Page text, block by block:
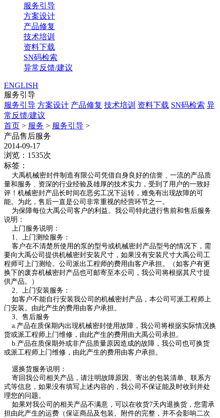
服务引导
方案设计
产品修复
技术培训
资料下载
SN码检索
异常反馈/建议
ENGLISH
服务引导
服务引导 方案设计 产品修复 技术培训 资料下载 SN码检索 异
常反馈/建议
首页 > 服务 > 服务引导 >
产品售后服务
2014-09-17
浏览：1535次
标签：
大禹机械密封件制造有限公司凭借自身良好的信誉﹑一流的产品质
量和服务﹑资深的行业经验及雄厚的技术实力，受到了用户的一致好
评！机械密封产品长时间在恶劣工况下运转，难免有出现故障的可
能。为此，售后一直是公司非常重视的经营环节之一。
为保障每位大禹公司客户的利益。我公司特此进行售前和售后服务
说明：
上门服务说明：
1、上门测绘服务：
客户在不清楚所使用的泵的型号或机械密封产品型号的情况下，需
要向大禹公司提供机械密封安装尺寸，如果没有安装尺寸大禹公司工
程师可上门测绘。公司派出工程师的费用由客户承担。（如客户有更
换下的废弃机械密封产品也可邮寄至本公司，我公司将根据其尺寸提
供产品。）
2、上门安装服务：
如客户不能自行安装我公司的机械密封产品，本公司可派工程师上
门安装。由此产生的费用由客户承担。
3、售后服务
a.产品在质保期内出现机械密封使用故障，我公司将根据实际情况换
货或派工程师上门维修，由此产生的费用由大禹公司承担。
b.产品在质保期外或非产品质量原因造成的故障，我公司也可换货
或派工程师上门维修，由此产生的费用由客户承担。
退换货服务说明：
寄回我公司相关产品，请注明故障原因、寄出的包装清单、联系方
式等信息，如果没有填写上述内容的，我公司不保证能及时收到并处
理您的问题。
如果对我公司的相关产品不满意，可以在收货7天内退换货，您需承
担由此产生的运费（保证商品及包装、附件的完整，并不会影响二次